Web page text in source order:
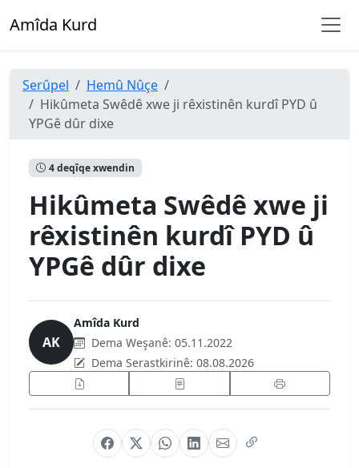
Amîda Kurd
Serûpel
Hemû Nûçe
Hikûmeta Swêdê xwe ji rêxistinên kurdî PYD û
YPGê dûr dixe
4 deqîqe xwendin
Hikûmeta Swêdê xwe ji
rêxistinên kurdî PYD û
YPGê dûr dixe
AK
Amîda Kurd
Dema Weşanê: 05.11.2022
Dema Serastkirinê: 08.08.2026